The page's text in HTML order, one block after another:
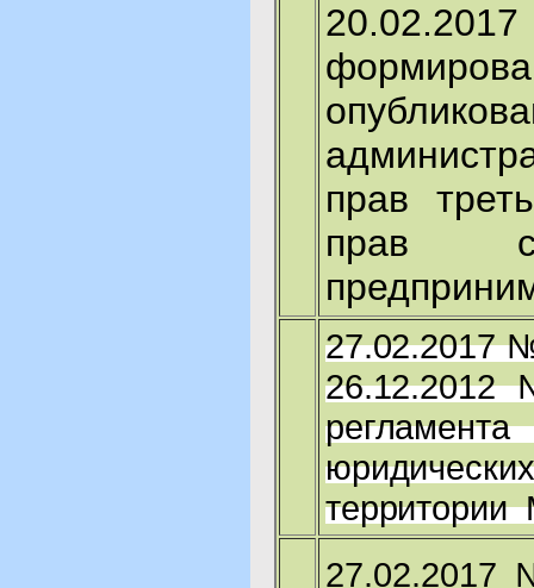
прав
прав
27.02.2017
26.12.2012
территории